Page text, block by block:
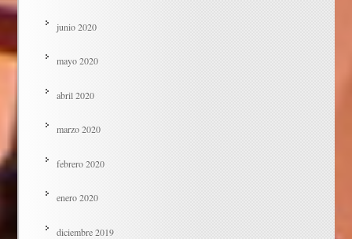
junio 2020
mayo 2020
abril 2020
marzo 2020
febrero 2020
enero 2020
diciembre 2019